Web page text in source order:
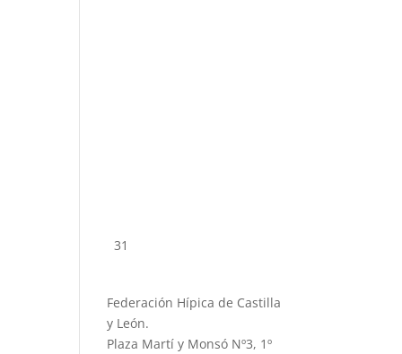
31
Federación Hípica de Castilla
y León.
Plaza Martí y Monsó Nº3, 1º